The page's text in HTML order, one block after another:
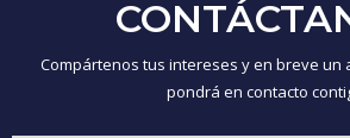
Compártenos tus intereses y en breve un
pondrá en contacto